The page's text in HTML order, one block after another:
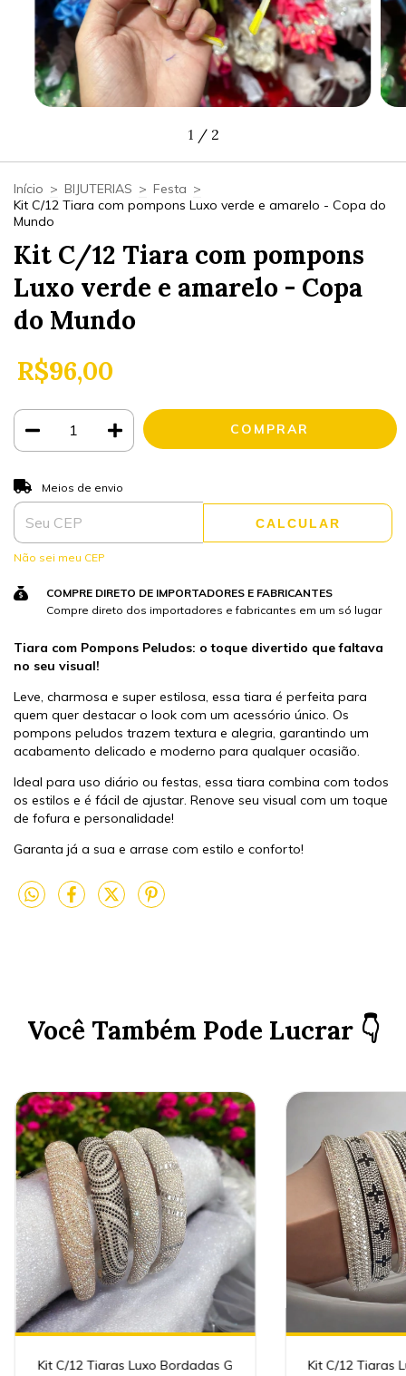
1 / 2
Início > BIJUTERIAS > Festa >
Kit C/12 Tiara com pompons Luxo verde e amarelo - Copa do
Mundo
Kit C/12 Tiara com pompons
Luxo verde e amarelo - Copa
do Mundo
R$96,00
Entregas para o CEP:
Meios de envio
CALCULAR
Não sei meu CEP
COMPRE DIRETO DE IMPORTADORES E FABRICANTES
Compre direto dos importadores e fabricantes em um só lugar
Tiara com Pompons Peludos: o toque divertido que faltava
no seu visual!
Leve, charmosa e super estilosa, essa tiara é perfeita para
quem quer destacar o look com um acessório único. Os
pompons peludos trazem textura e alegria, garantindo um
acabamento delicado e moderno para qualquer ocasião.
Ideal para uso diário ou festas, essa tiara combina com todos
os estilos e é fácil de ajustar. Renove seu visual com um toque
de fofura e personalidade!
Garanta já a sua e arrase com estilo e conforto!
Você Também Pode Lucrar 👇
Kit C/12 Tiaras Luxo Bordadas G Kit C/12 Tiaras